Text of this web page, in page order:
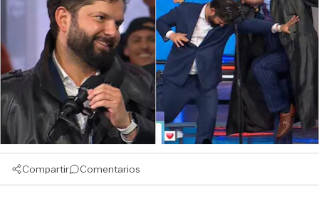
Compartir Comentarios